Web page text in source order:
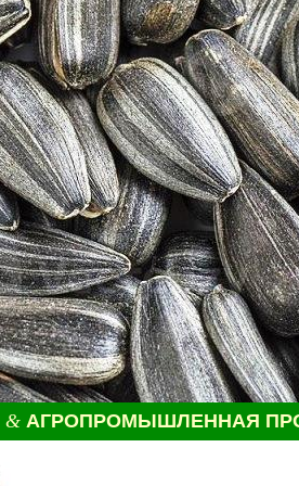
& АГРОПРОМЫШЛЕННАЯ